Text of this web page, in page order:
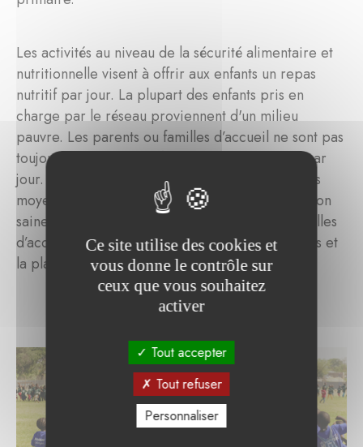
Les activités au niveau de la sécurité alimentaire et
nutritionnelle visent à offrir aux enfants un repas
nutritif par jour. La plupart des enfants pris en
charge par le réseau proviennent d'un milieu
pauvre. Les parents ou familles d’accueil ne sont pas
toujours en mesure de fournir plus d'un repas par
jour. Mais le projet se penche également sur des
moyens plus durables de garantir une alimentation
saine et équilibrée pour les enfants et leurs familles
d’accueil, par exemple par la création de jardins et
la plantation d’arbres fruitiers.
Ce site utilise des cookies et
vous donne le contrôle sur
ceux que vous souhaitez
activer
Tout accepter
Tout refuser
Personnaliser